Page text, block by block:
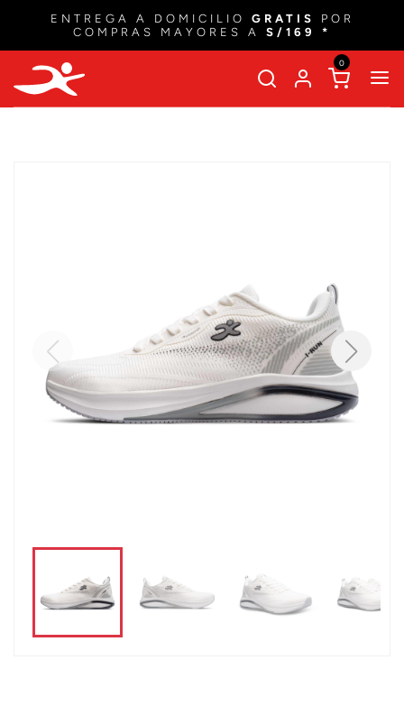
ENTREGA A DOMICILIO GRATIS
POR
COMPRAS MAYORES A S/169 *
0